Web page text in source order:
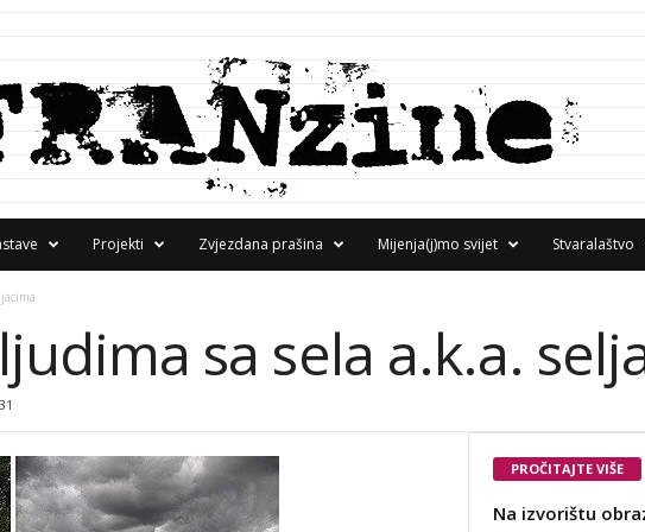
Projekti Zvjezdana prašina Mijenja(j)mo svijet Stvaralaštvo
sa sela a.k.a.
PROČITAJTE VIŠE
Na izvorištu